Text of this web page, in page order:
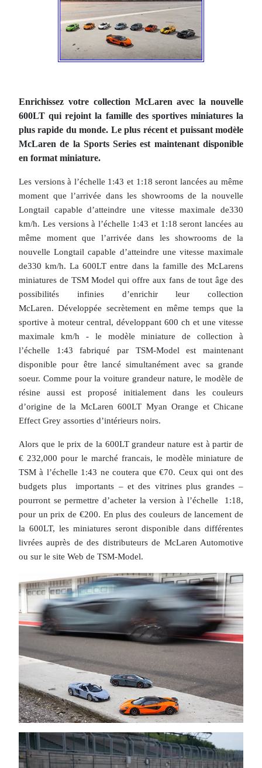
Enrichissez votre collection McLaren avec la nouvelle
600LT qui rejoint la famille des sportives miniatures la
plus rapide du monde. Le plus récent et puissant modèle
McLaren de la Sports Series est maintenant disponible
en format miniature.
Les versions à l’échelle 1:43 et 1:18 seront lancées au même
moment que l’arrivée dans les showrooms de la nouvelle
Longtail capable d’atteindre une vitesse maximale de330
km/h. Les versions à l’échelle 1:43 et 1:18 seront lancées au
même moment que l’arrivée dans les showrooms de la
nouvelle Longtail capable d’atteindre une vitesse maximale
de330 km/h. La 600LT entre dans la famille des McLarens
miniatures de TSM Model qui offre aux fans de tout âge des
possibilités infinies d’enrichir leur collection
McLaren. Développée secrètement en même temps que la
sportive à moteur central, développant 600 ch et une vitesse
maximale km/h - le modèle miniature de collection à
l’échelle 1:43 fabriqué par TSM-Model est maintenant
disponible pour être lancé simultanément avec sa grande
soeur. Comme pour la voiture grandeur nature, le modèle de
résine aussi est proposé initialement dans les couleurs
d’origine de la McLaren 600LT Myan Orange et Chicane
Effect Grey assorties d’intérieurs noirs.
Alors que le prix de la 600LT grandeur nature est à partir de
€ 232,000 pour le marché francais, le modèle miniature de
TSM à l’échelle 1:43 ne coutera que €70. Ceux qui ont des
budgets plus importants – et des vitrines plus grandes –
pourront se permettre d’acheter la version à l’échelle 1:18,
pour un prix de €200. En plus des couleurs de lancement de
la 600LT, les miniatures seront disponible dans différentes
livrées auprès de des distributeurs de McLaren Automotive
ou sur le site Web de TSM-Model.